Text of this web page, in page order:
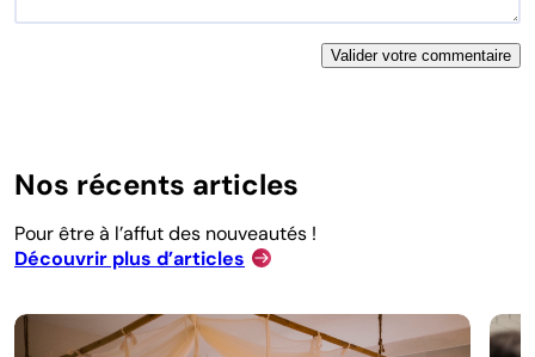
Nos récents articles
Pour être à l’affut des nouveautés !
Découvrir plus d’articles